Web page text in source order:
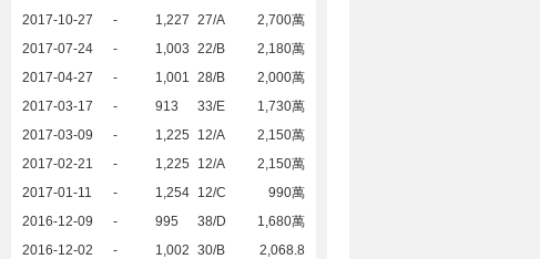
2017-10-27
- 1,227 27/A
2,700萬
2017-07-24
- 1,003 22/B
2,180萬
2017-04-27
- 1,001 28/B
2,000萬
2017-03-17
- 913 33/E
1,730萬
2017-03-09
- 1,225 12/A
2,150萬
2017-02-21
- 1,225 12/A
2,150萬
2017-01-11
- 1,254 12/C
990萬
2016-12-09
- 995 38/D
1,680萬
2016-12-02
- 1,002 30/B
2,068.8